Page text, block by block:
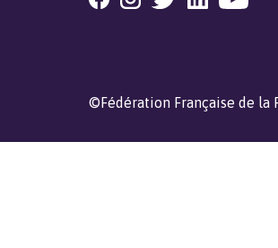
©Fédération Française de la